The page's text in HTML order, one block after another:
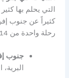
التي يحلم بها
رحلة واحدة من 14 يوماً يعطيك:
جنوب
البرية،